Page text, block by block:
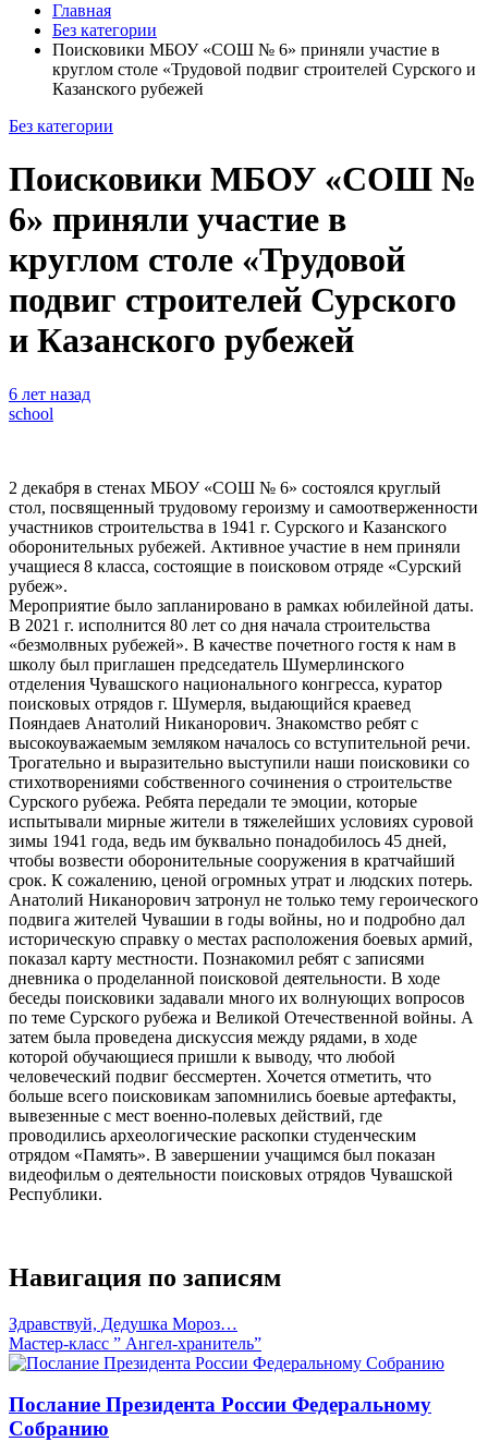
Главная
Без категории
Поисковики МБОУ «СОШ № 6» приняли участие в
круглом столе «Трудовой подвиг строителей Сурского и
Казанского рубежей
Без категории
Поисковики МБОУ «СОШ №
6» приняли участие в
круглом столе «Трудовой
подвиг строителей Сурского
и Казанского рубежей
6 лет назад
school
2 декабря в стенах МБОУ «СОШ № 6» состоялся круглый
стол, посвященный трудовому героизму и самоотверженности
участников строительства в 1941 г. Сурского и Казанского
оборонительных рубежей. Активное участие в нем приняли
учащиеся 8 класса, состоящие в поисковом отряде «Сурский
рубеж».
Мероприятие было запланировано в рамках юбилейной даты.
В 2021 г. исполнится 80 лет со дня начала строительства
«безмолвных рубежей». В качестве почетного гостя к нам в
школу был приглашен председатель Шумерлинского
отделения Чувашского национального конгресса, куратор
поисковых отрядов г. Шумерля, выдающийся краевед
Пояндаев Анатолий Никанорович. Знакомство ребят с
высокоуважаемым земляком началось со вступительной речи.
Трогательно и выразительно выступили наши поисковики со
стихотворениями собственного сочинения о строительстве
Сурского рубежа. Ребята передали те эмоции, которые
испытывали мирные жители в тяжелейших условиях суровой
зимы 1941 года, ведь им буквально понадобилось 45 дней,
чтобы возвести оборонительные сооружения в кратчайший
срок. К сожалению, ценой огромных утрат и людских потерь.
Анатолий Никанорович затронул не только тему героического
подвига жителей Чувашии в годы войны, но и подробно дал
историческую справку о местах расположения боевых армий,
показал карту местности. Познакомил ребят с записями
дневника о проделанной поисковой деятельности. В ходе
беседы поисковики задавали много их волнующих вопросов
по теме Сурского рубежа и Великой Отечественной войны. А
затем была проведена дискуссия между рядами, в ходе
которой обучающиеся пришли к выводу, что любой
человеческий подвиг бессмертен. Хочется отметить, что
больше всего поисковикам запомнились боевые артефакты,
вывезенные с мест военно-полевых действий, где
проводились археологические раскопки студенческим
отрядом «Память». В завершении учащимся был показан
видеофильм о деятельности поисковых отрядов Чувашской
Республики.
Навигация по записям
Здравствуй, Дедушка Мороз…
Мастер-класс ” Ангел-хранитель”
Послание Президента России Федеральному
Собранию